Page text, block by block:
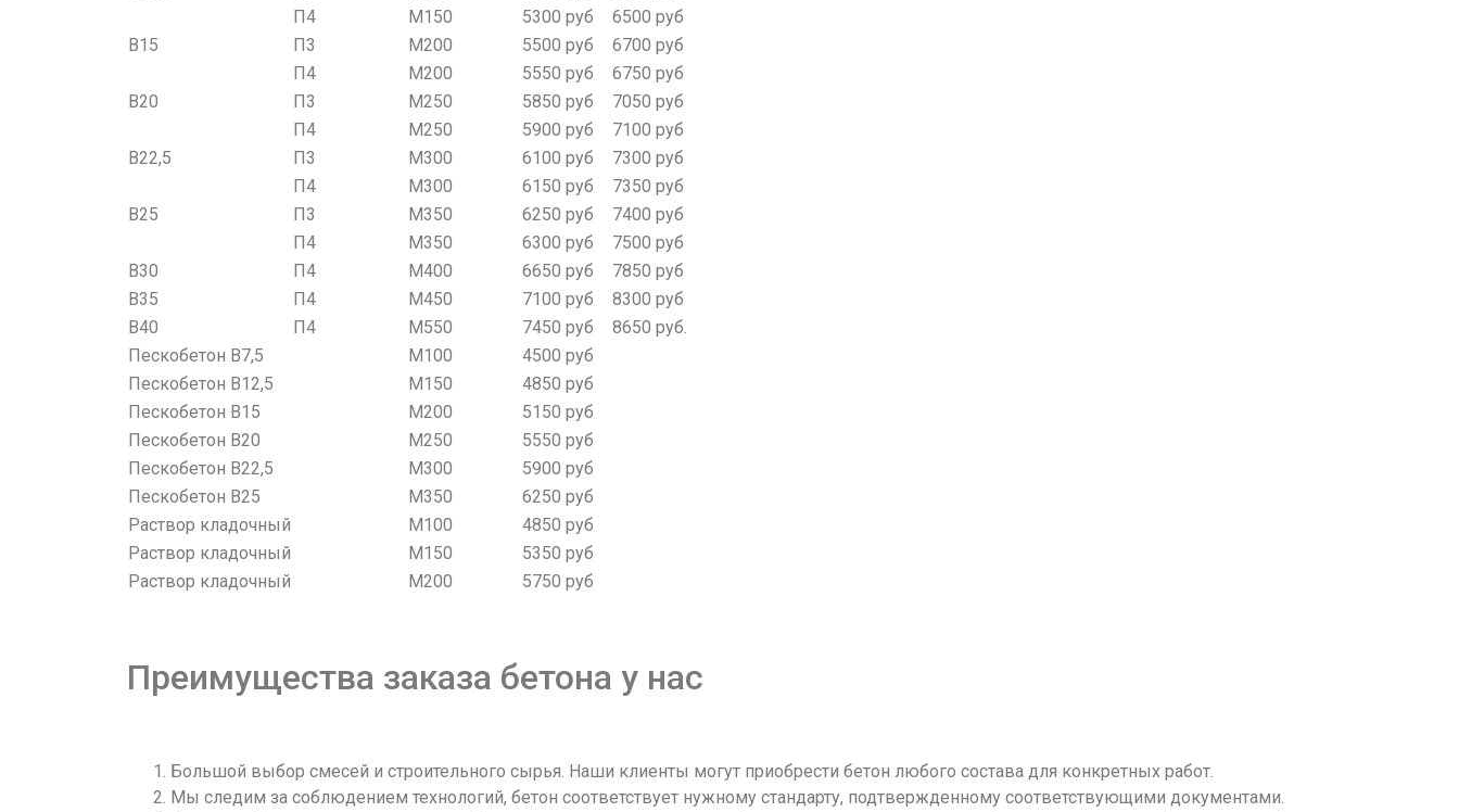
П4
М150 5300 руб
6500 руб
В15
П3 М200 5500 руб
6700 руб
П4
М200 5550 руб
6750 руб
В20
П3 М250 5850 руб
7050 руб
П4
М250 5900 руб
7100 руб
В22,5
П3 М300 6100 руб
7300 руб
П4
М300 6150 руб
7350 руб
В25
П3 М350 6250 руб
7400 руб
П4
М350 6300 руб
7500 руб
В30
П4 М400 6650 руб
7850 руб
В35
П4 М450 7100 руб
8300 руб
В40
П4 М550 7450 руб
8650 руб.
Пескобетон В7,5
М100
4500 руб
Пескобетон В12,5
М150
4850 руб
Пескобетон В15
М200
5150 руб
Пескобетон В20
М250
5550 руб
Пескобетон В22,5
М300
5900 руб
Пескобетон В25
М350
6250 руб
Раствор кладочный
М100
4850 руб
Раствор кладочный
М150
5350 руб
Раствор кладочный
М200 5750 руб
Преимущества заказа бетона у нас
Большой выбор смесей и строительного сырья. Наши клиенты могут приобрести бетон любого состава для конкретных работ.
Мы следим за соблюдением технологий, бетон соответствует нужному стандарту, подтвержденному соответствующими документами.